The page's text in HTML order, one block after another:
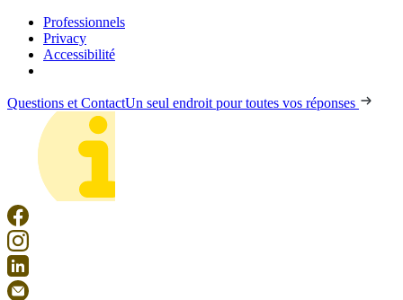
Professionnels
Privacy
Accessibilité
Questions et ContactUn seul endroit pour toutes vos réponses